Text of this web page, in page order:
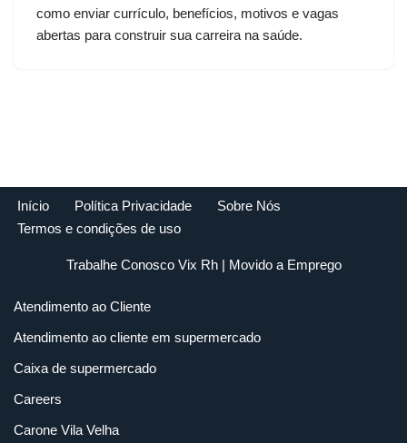
como enviar currículo, benefícios, motivos e vagas
abertas para construir sua carreira na saúde.
Início Política Privacidade
Sobre Nós
Termos e condições de uso
Trabalhe Conosco Vix Rh| Movido a Emprego
Atendimento ao Cliente
Atendimento ao cliente em supermercado
Caixa de supermercado
Careers
Carone Vila Velha